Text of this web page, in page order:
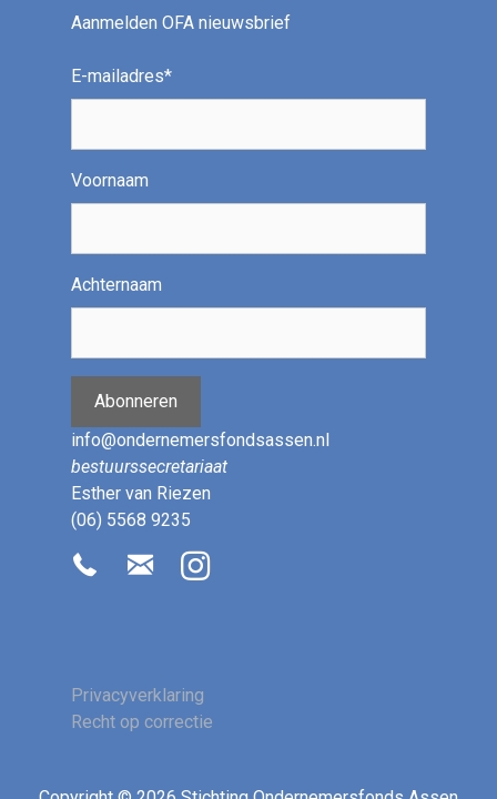
Aanmelden OFA nieuwsbrief
E-mailadres*
Voornaam
Achternaam
Abonneren
info@ondernemersfondsassen.nl
bestuurssecretariaat
Esther van Riezen
(06) 5568 9235
Privacyverklaring
Recht op correctie